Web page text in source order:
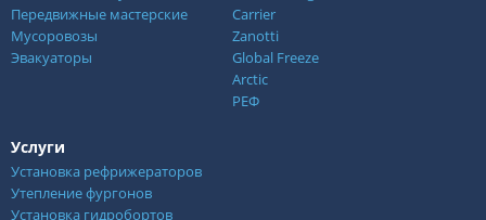
Передвижные мастерские
Мусоровозы
Эвакуаторы
Carrier
Zanotti
Global Freeze
Arctic
РЕФ
Услуги
Установка рефрижераторов
Утепление фургонов
Установка гидробортов